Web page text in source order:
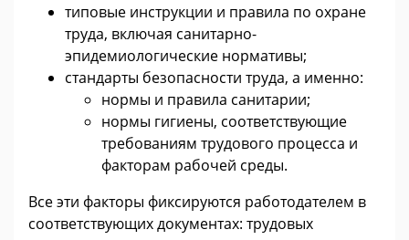
типовые инструкции и правила по охране
труда, включая санитарно-
эпидемиологические нормативы;
стандарты безопасности труда, а именно:
нормы и правила санитарии;
нормы гигиены, соответствующие
требованиям трудового процесса и
факторам рабочей среды.
Все эти факторы фиксируются работодателем в
соответствующих документах: трудовых